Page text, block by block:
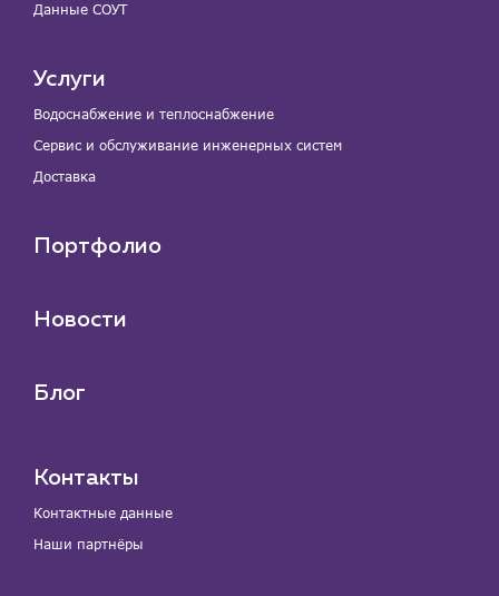
Данные СОУТ
Услуги
Водоснабжение и теплоснабжение
Сервис и обслуживание инженерных систем
Доставка
Портфолио
Новости
Блог
Контакты
Контактные данные
Наши партнёры